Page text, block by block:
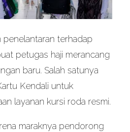
penelantaran terhadap
petugas haji merancang
baru. Salah satunya
Kendali untuk
layanan kursi roda resmi.
maraknya pendorong